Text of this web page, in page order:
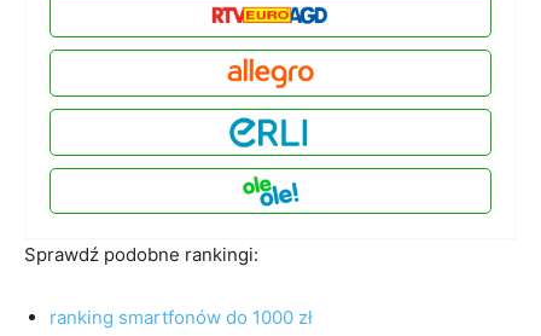
Sprawdź podobne rankingi:
ranking smartfonów do 1000 zł